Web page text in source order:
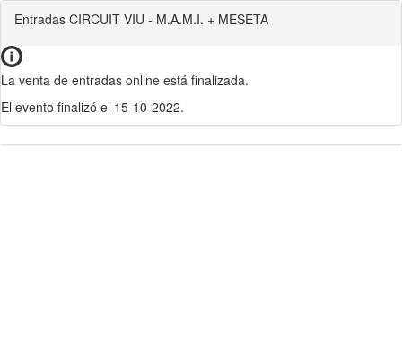
Entradas CIRCUIT VIU - M.A.M.I. + MESETA
La venta de entradas online está finalizada.
El evento finalizó el 15-10-2022.